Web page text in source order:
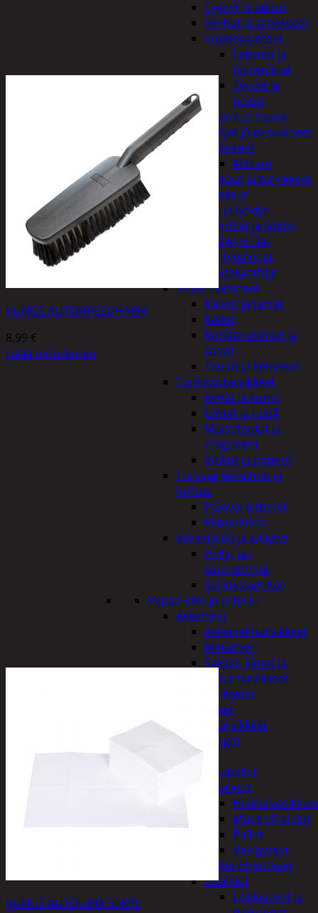
Tyynyt ja peitot
Verhot ja tarvikkeet
Vuodevaatteet
Lakanat ja
tyynynlinat
Tyynyt ja
peitot
Kylpyhuone ja sauna
Harjat ja pesuaineet
Kalusteet
Mittarit
Kiukaat ja tarvikkeet
Tuoksut
Kynttilät ja lyhdyt
Kynttilät ja lyhdyt
Led-kynttilät
Lyhtytelineet
Pöytäkynttilät
Sisustusesineet
Kalvot ja tarrat
Kellot
Koriste-esineet ja
kasvit
Taulut ja kehykset
Toimistotarvikkeet
Kynät ja kumit
Liimat ja teipit
Muistitaulut ja
magneetit
Vihkot ja paperit
Turvajärjestelmät ja
lukitus
Palovaroittimet
Riippulukot
Varastointi ja säilytys
Hyllyt ja -
kannattimet
Säilytyslaatikot
Vapaa-aika ja urheilu
Askartelu
Askartelutarvikkeet
Miniatyyri
Sakset, liimat ja
muut tarvikkeet
Värikynät
Harrasteet
Käsityötarvikkeet
Langat
Lelut
Ilmapallot
Pihalelut
Muut pihalelut
Pallot
Vesipyssyt
Radio-ohjattavat
Sisälelut
Leikkiautot ja
KUNGS AUTONPESUHARJA
8,99 €
Lisää ostoskoriin
KUNGS AUTOLIINA 50KPL